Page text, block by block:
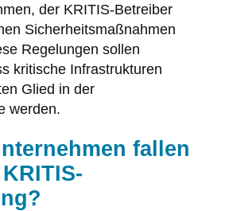
der KRITIS-Betreiber
Sicherheitsmaßnahmen
Regelungen sollen
kritische Infrastrukturen
Glied in der
werden.
fallen